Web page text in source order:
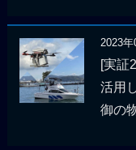
2023年
[実証
活用
御の